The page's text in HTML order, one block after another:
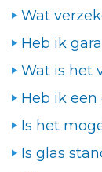
Wat
Heb ik
Wat is het
Heb ik een
Is het
Is glas